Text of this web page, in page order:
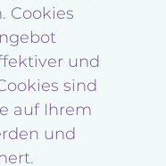
Cookies
und
sind
auf Ihrem
und